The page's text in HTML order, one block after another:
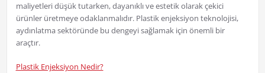
maliyetleri düşük tutarken, dayanıklı ve estetik olarak çekici
ürünler üretmeye odaklanmalıdır. Plastik enjeksiyon teknolojisi,
aydınlatma sektöründe bu dengeyi sağlamak için önemli bir
araçtır.
Plastik Enjeksiyon Nedir?